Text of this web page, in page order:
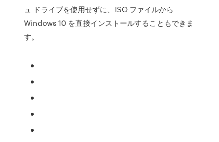
ュ ドライブを使用せずに、ISO ファイルから
Windows 10 を直接インストールすることもできま
す。